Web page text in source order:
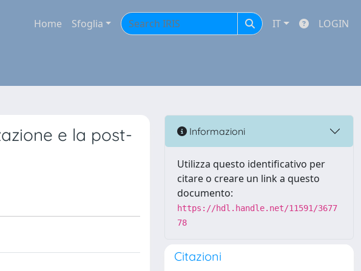
Home Sfoglia IT LOGIN
e la post-
Informazioni
Utilizza questo identificativo per
citare o creare un link a questo
documento:
https://hdl.handle.net/11591/3677
78
Citazioni